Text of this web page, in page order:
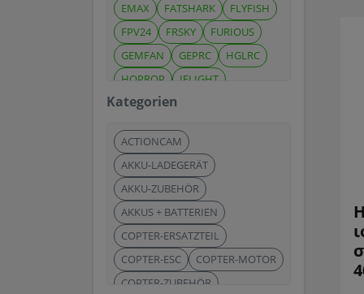
EMAX
FATSHARK
FLYFISH
FPV24
FRSKY
FURIOUS
GEMFAN
GEPRC
HGLRC
HQPROP
IFLIGHT
IMMERSIONRC
PROJECT399
RADIOMASTER
ROBBE
SONOFF
T-MOTOR
TEAM BLACKSHEEP
TRUERC
Kategorien
ACTIONCAM
AKKU-LADEGERÄT
AKKU-ZUBEHÖR
AKKUS + BATTERIEN
COPTER-ERSATZTEIL
COPTER-ESC
COPTER-MOTOR
COPTER-ZUBEHÖR